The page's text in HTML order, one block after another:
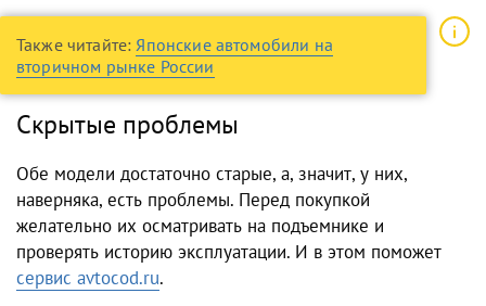
Также читайте: Японские автомобили на
вторичном рынке России
Скрытые проблемы
Обе модели достаточно старые, а, значит, у них,
наверняка, есть проблемы. Перед покупкой
желательно их осматривать на подъемнике и
проверять историю эксплуатации. И в этом поможет
сервис avtocod.ru.